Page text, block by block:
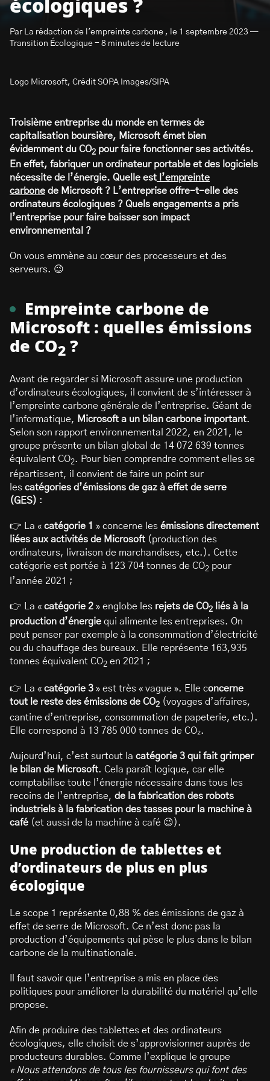
écologiques ?
Par La rédaction de l'empreinte carbone , le 1 septembre 2023 —
Transition Écologique - 8 minutes de lecture
Logo Microsoft, Crédit SOPA Images/SIPA
Troisième entreprise du monde en termes de
capitalisation boursière, Microsoft émet bien
évidemment du CO2 pour faire fonctionner ses activités.
En effet, fabriquer un ordinateur portable et des logiciels
nécessite de l’énergie. Quelle est l’empreinte
carbone de Microsoft ? L’entreprise offre-t-elle des
ordinateurs écologiques ? Quels engagements a pris
l’entreprise pour faire baisser son impact
environnemental ?
On vous emmène au cœur des processeurs et des
serveurs. 😉
Empreinte carbone de
Microsoft : quelles émissions
de CO2 ?
Avant de regarder si Microsoft assure une production
d’ordinateurs écologiques, il convient de s’intéresser à
l’empreinte carbone générale de l’entreprise. Géant de
l’informatique, Microsoft a un bilan carbone important.
Selon son rapport environnemental 2022, en 2021, le
groupe présente un bilan global de 14 072 639 tonnes
équivalent CO2. Pour bien comprendre comment elles se
répartissent, il convient de faire un point sur
les catégories d’émissions de gaz à effet de serre
(GES) :
👉 La « catégorie 1 » concerne les émissions directement
liées aux activités de Microsoft (production des
ordinateurs, livraison de marchandises, etc.). Cette
catégorie est portée à 123 704 tonnes de CO2 pour
l’année 2021 ;
👉 La « catégorie 2 » englobe les rejets de CO2 liés à la
production d’énergie qui alimente les entreprises. On
peut penser par exemple à la consommation d’électricité
ou du chauffage des bureaux. Elle représente 163,935
tonnes équivalent CO2 en 2021 ;
👉 La « catégorie 3 » est très « vague ». Elle concerne
tout le reste des émissions de CO2 (voyages d’affaires,
cantine d’entreprise, consommation de papeterie, etc.).
Elle correspond à 13 785 000 tonnes de CO₂.
Aujourd’hui, c’est surtout la catégorie 3 qui fait grimper
le bilan de Microsoft. Cela paraît logique, car elle
comptabilise toute l’énergie nécessaire dans tous les
recoins de l’entreprise, de la fabrication des robots
industriels à la fabrication des tasses pour la machine à
café (et aussi de la machine à café 😉).
Une production de tablettes et
d’ordinateurs de plus en plus
écologique
Le scope 1 représente 0,88 % des émissions de gaz à
effet de serre de Microsoft. Ce n’est donc pas la
production d’équipements qui pèse le plus dans le bilan
carbone de la multinationale.
Il faut savoir que l’entreprise a mis en place des
politiques pour améliorer la durabilité du matériel qu’elle
propose.
Afin de produire des tablettes et des ordinateurs
écologiques, elle choisit de s’approvisionner auprès de
producteurs durables. Comme l’explique le groupe
« Nous attendons de tous les fournisseurs qui font des
S’abonner à la newsletter